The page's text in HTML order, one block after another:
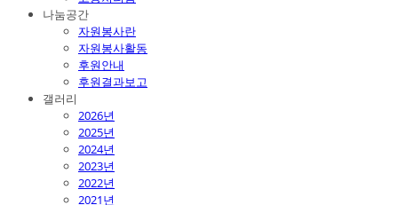
나눔공간
자원봉사란
자원봉사활동
후원안내
후원결과보고
갤러리
2026년
2025년
2024년
2023년
2022년
2021년